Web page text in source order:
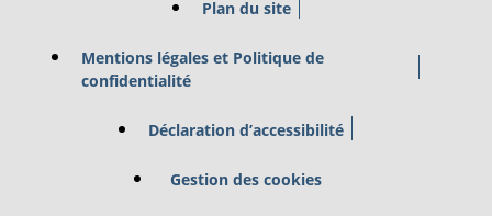
Plan du site
Mentions légales et Politique de
confidentialité
Déclaration d’accessibilité
Gestion des cookies